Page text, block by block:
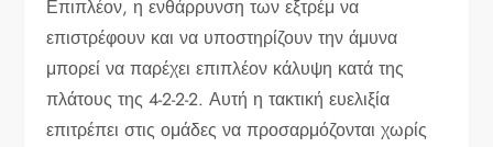
Επιπλέον, η ενθάρρυνση των εξτρέμ να
επιστρέφουν και να υποστηρίζουν την άμυνα
μπορεί να παρέχει επιπλέον κάλυψη κατά της
πλάτους της 4-2-2-2. Αυτή η τακτική ευελιξία
επιτρέπει στις ομάδες να προσαρμόζονται χωρίς